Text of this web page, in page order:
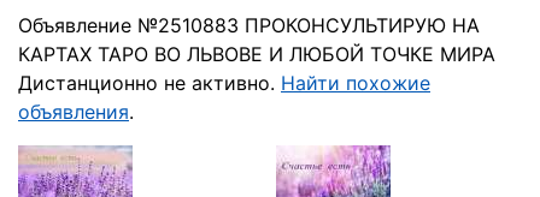
Объявление №2510883 ПРОКОНСУЛЬТИРУЮ НА
КАРТАХ ТАРО ВО ЛЬВОВЕ И ЛЮБОЙ ТОЧКЕ МИРА
Дистанционно не активно. Найти похожие
объявления.